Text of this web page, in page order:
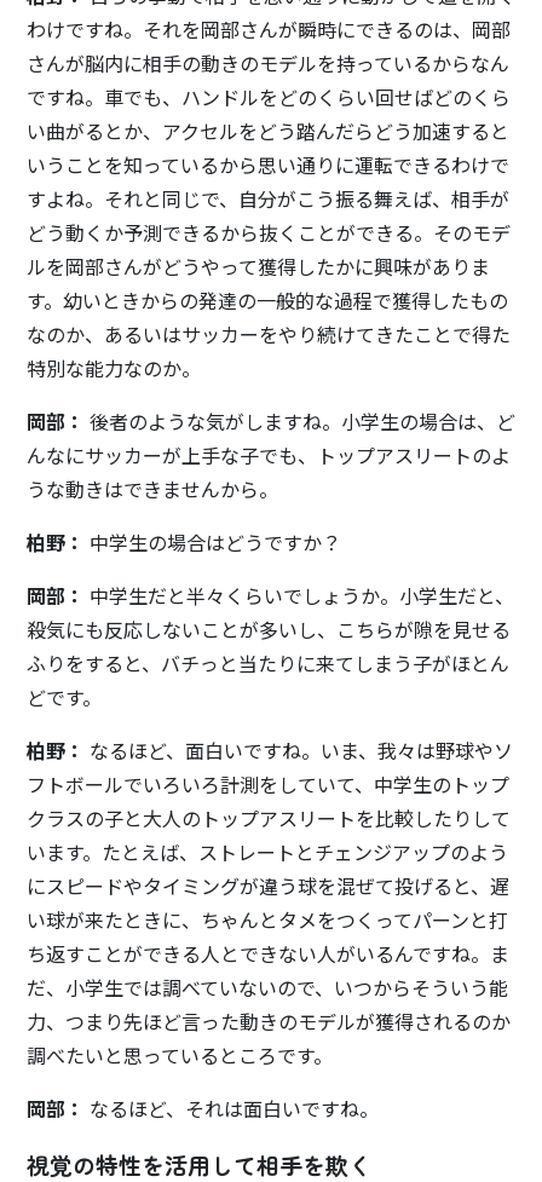
わけですね。それを岡部さんが瞬時にできるのは、岡部
さんが脳内に相手の動きのモデルを持っているからなん
ですね。車でも、ハンドルをどのくらい回せばどのくら
い曲がるとか、アクセルをどう踏んだらどう加速すると
いうことを知っているから思い通りに運転できるわけで
すよね。それと同じで、自分がこう振る舞えば、相手が
どう動くか予測できるから抜くことができる。そのモデ
ルを岡部さんがどうやって獲得したかに興味がありま
す。幼いときからの発達の一般的な過程で獲得したもの
なのか、あるいはサッカーをやり続けてきたことで得た
特別な能力なのか。
岡部： 後者のような気がしますね。小学生の場合は、ど
んなにサッカーが上手な子でも、トップアスリートのよ
うな動きはできませんから。
柏野： 中学生の場合はどうですか？
岡部： 中学生だと半々くらいでしょうか。小学生だと、
殺気にも反応しないことが多いし、こちらが隙を見せる
ふりをすると、バチっと当たりに来てしまう子がほとん
どです。
柏野： なるほど、面白いですね。いま、我々は野球やソ
フトボールでいろいろ計測をしていて、中学生のトップ
クラスの子と大人のトップアスリートを比較したりして
います。たとえば、ストレートとチェンジアップのよう
にスピードやタイミングが違う球を混ぜて投げると、遅
い球が来たときに、ちゃんとタメをつくってパーンと打
ち返すことができる人とできない人がいるんですね。ま
だ、小学生では調べていないので、いつからそういう能
力、つまり先ほど言った動きのモデルが獲得されるのか
調べたいと思っているところです。
岡部： なるほど、それは面白いですね。
視覚の特性を活用して相手を欺く